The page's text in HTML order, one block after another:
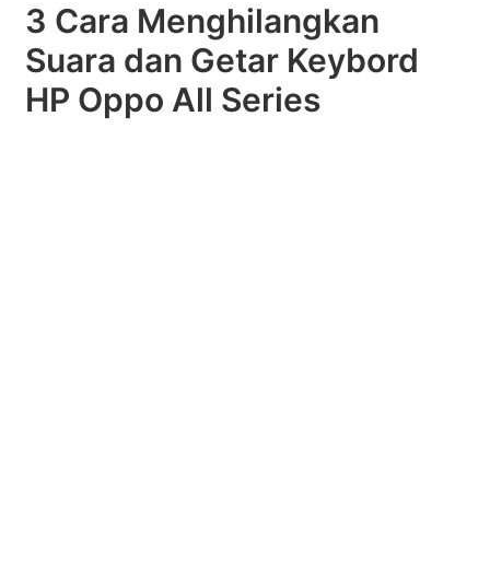
3 Cara Menghilangkan
Suara dan Getar Keybord
HP Oppo All Series